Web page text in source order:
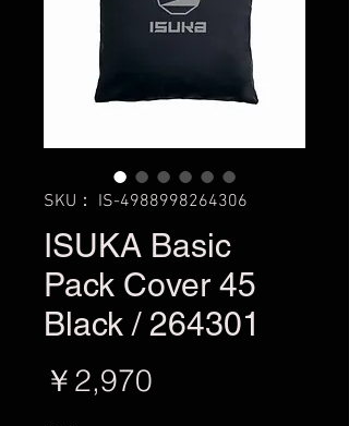
SKU： IS-4988998264306
ISUKA Basic
Pack Cover 45
Black / 264301
￥2,970